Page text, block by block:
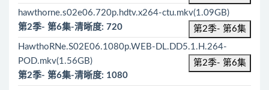
hawthorne.s02e06.720p.hdtv.x264-ctu.mkv(1.09GB)
第2季- 第6集
第2季- 第6集-清晰度: 720
HawthoRNe.S02E06.1080p.WEB-DL.DD5.1.H.264-
POD.mkv(1.56GB)
第2季- 第6集
第2季- 第6集-清晰度: 1080